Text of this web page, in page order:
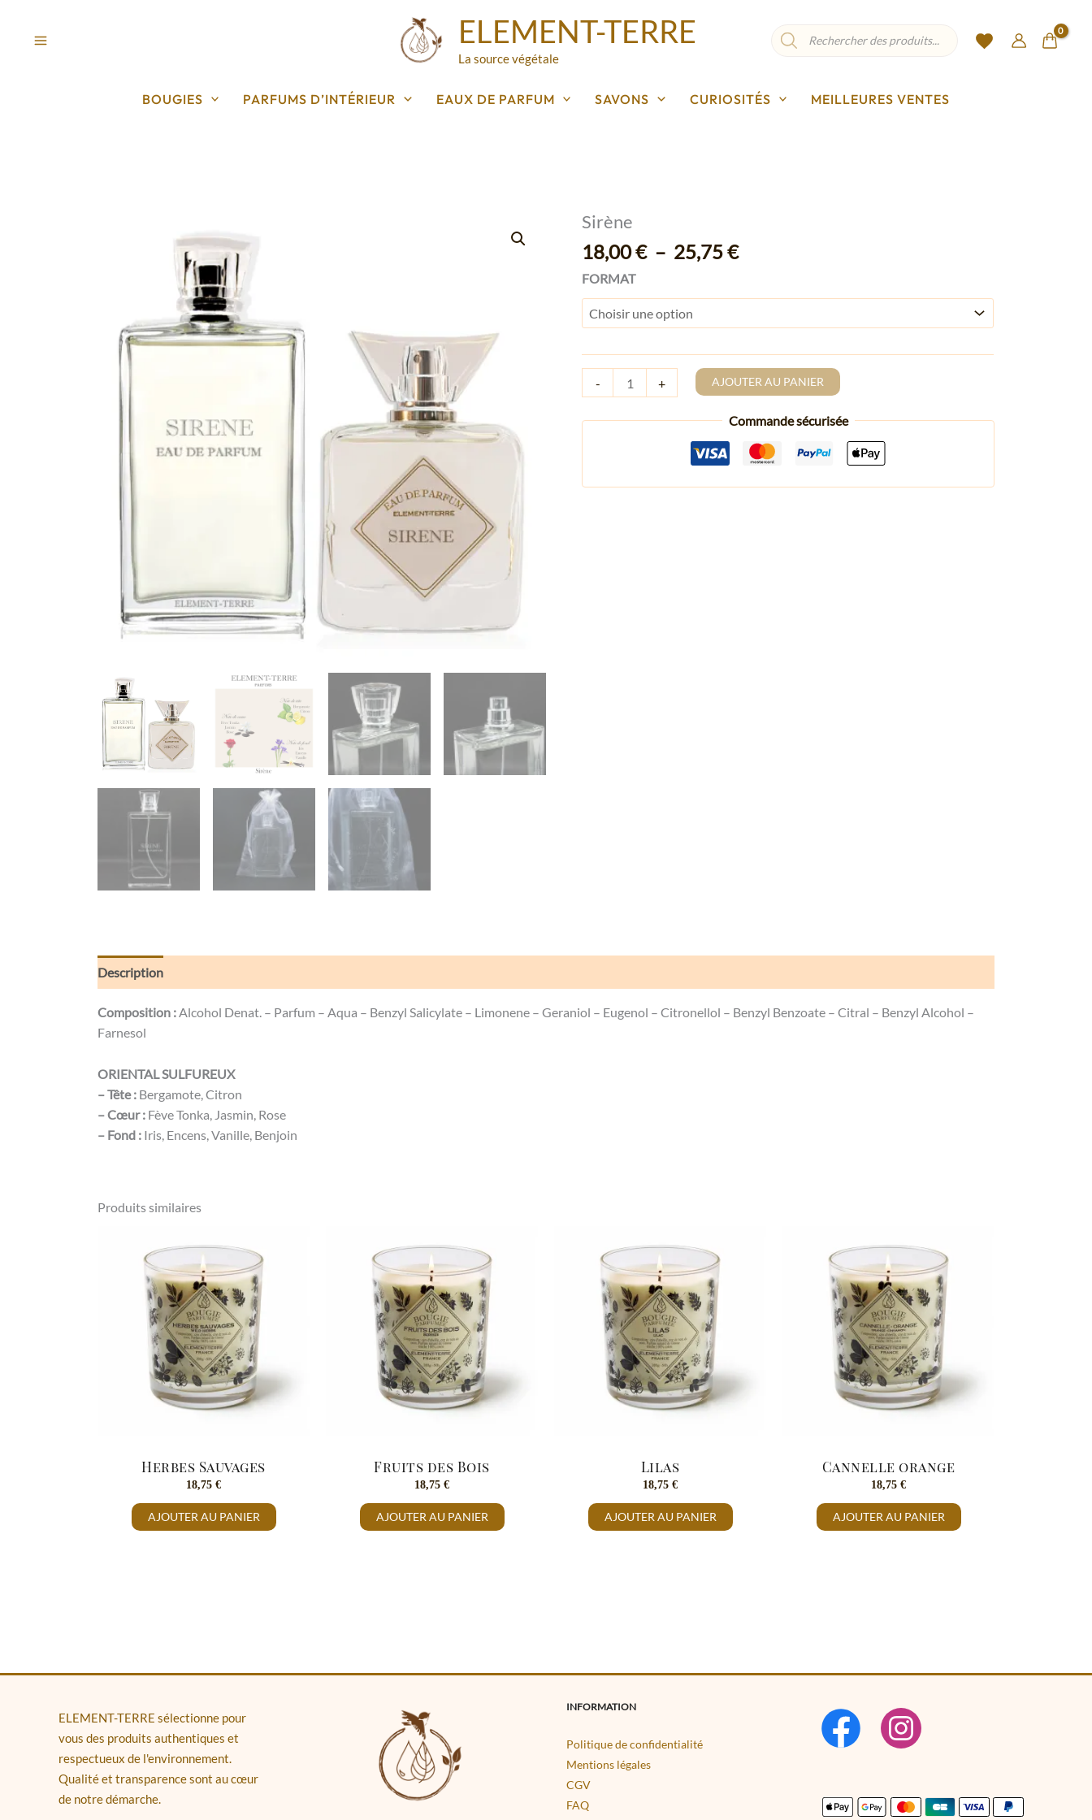
contenu
ELEMENT-TERRE
La source végétale
Recherche
de
BOUGIES PARFUMS D’INTÉRIEUR EAUX DE PARFUM SAVONS CURIOSITÉS MEILLEURES VENTES
Sirène
18,00€ – 25,75€de
prix :
à
25,75 €
FORMAT
-
quantité
de
Sirène
+ AJOUTER AU PANIER
Commande sécurisée
Description
Composition :Alcohol Denat. – Parfum – Aqua – Benzyl Salicylate – Limonene – Geraniol – Eugenol – Citronellol – Benzyl Benzoate – Citral – Benzyl Alcohol –
Farnesol
ORIENTAL SULFUREUX
– Tête : Bergamote, Citron
– Cœur : Fève Tonka, Jasmin, Rose
– Fond : Iris, Encens, Vanille, Benjoin
Produits similaires
Herbes Sauvages
18,75 €
AJOUTER AU PANIER
Fruits des Bois
18,75 €
AJOUTER AU PANIER
Lilas
18,75 €
AJOUTER AU PANIER
Cannelle orange
18,75 €
AJOUTER AU PANIER
ELEMENT-TERRE sélectionne pour
vous des produits authentiques et
respectueux de l'environnement.
Qualité et transparence sont au cœur
de notre démarche.
INFORMATION
Politique de confidentialité
Mentions légales
CGV
FAQ